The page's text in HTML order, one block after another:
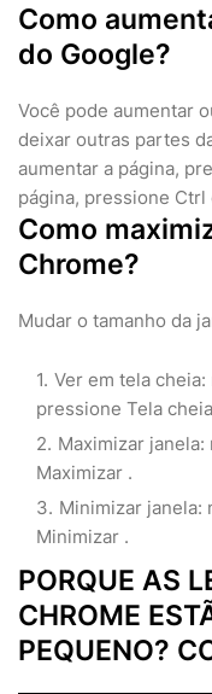
Como
do Google?
Você pode aumentar
deixar outras partes
aumentar a página,
página, pressione Ctrl
Como
Chrome?
Mudar o tamanho da
Ver em tela
pressione Tela
Maximizar
Maximizar .
Minimizar janela:
Minimizar .
PORQUE AS
CHROME
PEQUENO?